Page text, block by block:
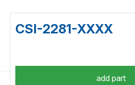
CSI-2281-XXXX